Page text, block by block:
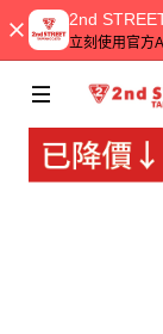
2nd
立刻使用官方